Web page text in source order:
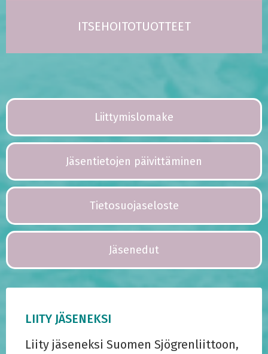
ITSEHOITOTUOTTEET
Liittymislomake
Jäsentietojen päivittäminen
Tietosuojaseloste
Jäsenedut
LIITY JÄSENEKSI
Liity jäseneksi Suomen Sjögrenliittoon,